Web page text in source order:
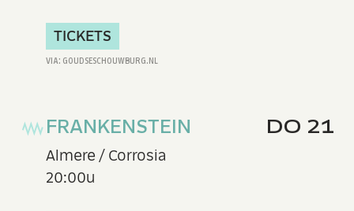
TICKETS
DO 21
FRANKENSTEIN
Almere / Corrosia
20:00u